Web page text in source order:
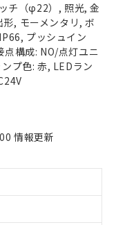
チ（φ22）, 照光, 金
, モーメンタリ, ボ
プッシュイン
点構成: NO/点灯ユニ
プ色: 赤, LEDラン
情報更新